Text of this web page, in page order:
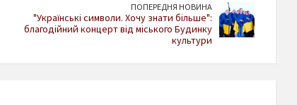
ПОПЕРЕДНЯ НОВИНА
"Українські символи. Хочу знати більше":
благодійний концерт від міського Будинку
культури